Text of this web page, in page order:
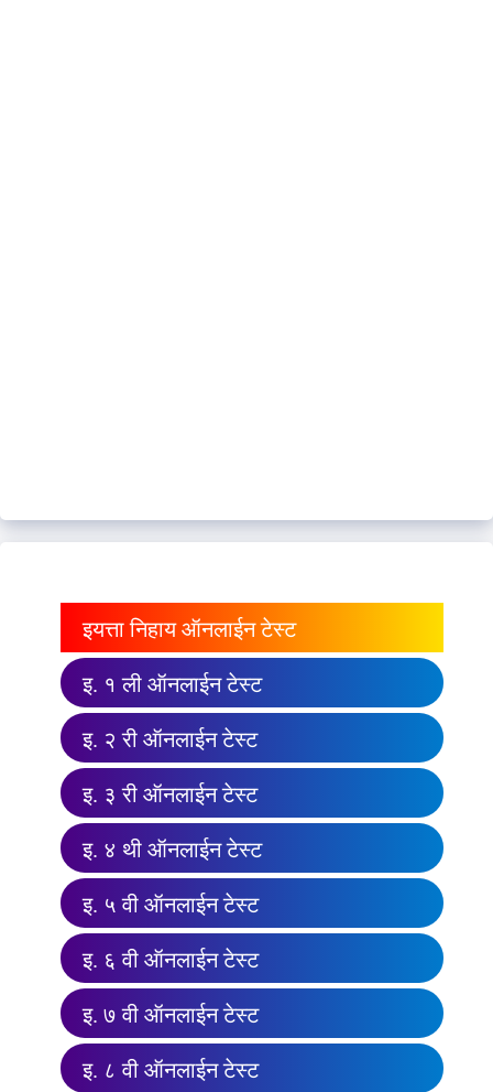
इयत्ता निहाय ऑनलाईन टेस्ट
इ. १ ली ऑनलाईन टेस्ट
इ. २ री ऑनलाईन टेस्ट
इ. ३ री ऑनलाईन टेस्ट
इ. ४ थी ऑनलाईन टेस्ट
इ. ५ वी ऑनलाईन टेस्ट
इ. ६ वी ऑनलाईन टेस्ट
इ. ७ वी ऑनलाईन टेस्ट
इ. ८ वी ऑनलाईन टेस्ट